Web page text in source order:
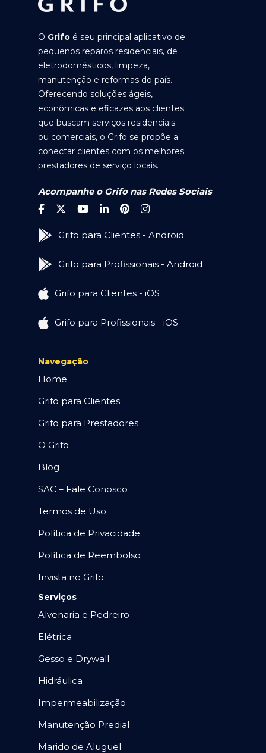
O Grifo é seu principal aplicativo de
pequenos reparos residenciais, de
eletrodomésticos, limpeza,
manutenção e reformas do país.
Oferecendo soluções ágeis,
econômicas e eficazes aos clientes
que buscam serviços residenciais
ou comerciais, o Grifo se propõe a
conectar clientes com os melhores
prestadores de serviço locais.
Acompanhe o Grifo nas Redes Sociais
Grifo para Clientes - Android
Grifo para Profissionais - Android
Grifo para Clientes - iOS
Grifo para Profissionais - iOS
Navegação
Home
Grifo para Clientes
Grifo para Prestadores
O Grifo
Blog
SAC – Fale Conosco
Termos de Uso
Política de Privacidade
Política de Reembolso
Invista no Grifo
Serviços
Alvenaria e Pedreiro
Elétrica
Gesso e Drywall
Hidráulica
Impermeabilização
Manutenção Predial
Marido de Aluguel